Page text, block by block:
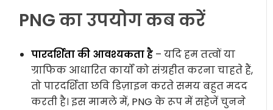
PNG का उपयोग कब करें
पारदर्शिता की आवश्यकता है – यदि हम तत्वों या
ग्राफिक आधारित कार्यों को संग्रहीत करना चाहते हैं,
तो पारदर्शिता छवि डिज़ाइन करते समय बहुत मदद
करती है। इस मामले में, PNG के रूप में सहेजें चुनने